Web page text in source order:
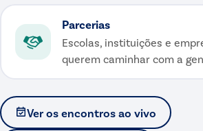
Parcerias
Escolas, instituições e
querem caminhar com a
Ver os encontros ao vivo